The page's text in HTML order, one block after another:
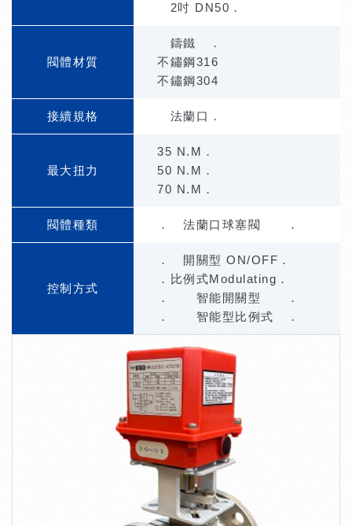
2吋 DN50．
閥體材質
鑄鐵 ．
不鏽鋼316
不鏽鋼304
接續規格 法蘭口．
最大扭力
35 N.M．
50 N.M．
70 N.M．
閥體種類 ． 法蘭口球塞閥 ．
控制方式
． 開關型 ON/OFF．
．比例式Modulating．
． 智能開關型 ．
． 智能型比例式 ．